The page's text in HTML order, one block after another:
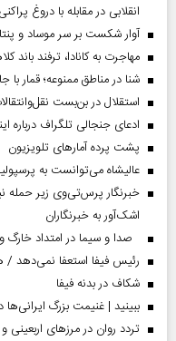
انقلابی در مقابله با دروغ
آوار شکست بر سر موساد و
مهاجرت به کانادا، ترفند باند
شنا در مناطق ممنوعه؛ قمار با
استقلال در بن‌بست
ادعای جنجالی تلگراف درباره
پشت پرده آمارهای تلویزیون
عالیشاه می‌توانست به
خبرنگار پرس‌تی‌وی زیر حمله
اشک‌آور به خبرنگاران
صدا و سیما در امتداد خارگ
رئیس فیفا استعفا نمی‌دهد /
شکاف در بدنه فیفا
ببینید | غنیمت بزرگ
تردد روان در مرزهای